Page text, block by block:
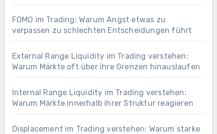
FOMO im Trading: Warum Angst etwas zu
verpassen zu schlechten Entscheidungen führt
External Range Liquidity im Trading verstehen:
Warum Märkte oft über ihre Grenzen hinauslaufen
Internal Range Liquidity im Trading verstehen:
Warum Märkte innerhalb ihrer Struktur reagieren
Displacement im Trading verstehen: Warum starke